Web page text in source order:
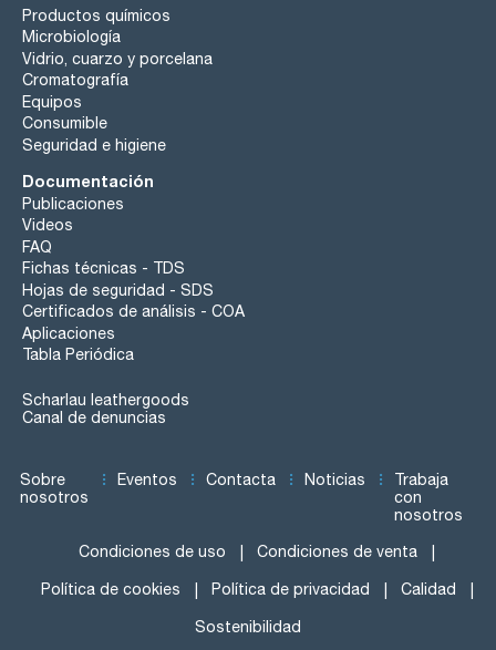
Productos químicos
Microbiología
Vidrio, cuarzo y porcelana
Cromatografía
Equipos
Consumible
Seguridad e higiene
Documentación
Publicaciones
Videos
FAQ
Fichas técnicas - TDS
Hojas de seguridad - SDS
Certificados de análisis - COA
Aplicaciones
Tabla Periódica
Scharlau leathergoods
Canal de denuncias
Sobre
nosotros
Eventos Contacta Noticias
Trabaja
con
nosotros
Condiciones de uso Condiciones de venta
Política de cookies Política de privacidad Calidad
Sostenibilidad